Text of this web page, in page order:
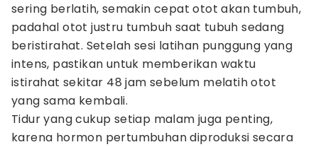
sering berlatih, semakin cepat otot akan tumbuh,
padahal otot justru tumbuh saat tubuh sedang
beristirahat. Setelah sesi latihan punggung yang
intens, pastikan untuk memberikan waktu
istirahat sekitar 48 jam sebelum melatih otot
yang sama kembali.
Tidur yang cukup setiap malam juga penting,
karena hormon pertumbuhan diproduksi secara